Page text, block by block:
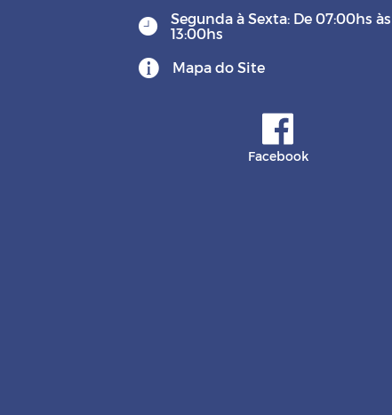
Segunda à Sexta: De 07:00hs às
13:00hs
Mapa do Site
Facebook